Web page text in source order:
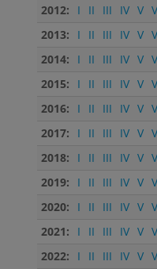
2012:
I II III IV V
2013:
I II III IV V
2014:
I II III IV V
2015:
I II III IV V
2016:
I II III IV V
2017:
I II III IV V
2018:
I II III IV V
2019:
I II III IV V
2020:
I II III IV V
2021:
I II III IV V
2022:
I II III IV V